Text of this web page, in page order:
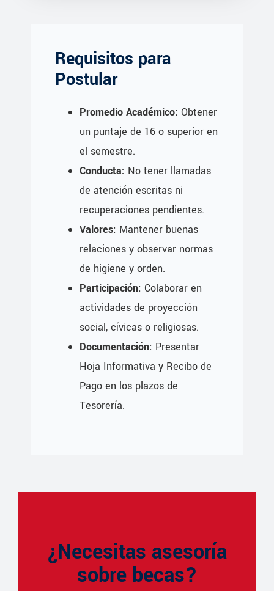
Requisitos para
Postular
Promedio Académico: Obtener
un puntaje de 16 o superior en
el semestre.
Conducta: No tener llamadas
de atención escritas ni
recuperaciones pendientes.
Valores: Mantener buenas
relaciones y observar normas
de higiene y orden.
Participación: Colaborar en
actividades de proyección
social, cívicas o religiosas.
Documentación: Presentar
Hoja Informativa y Recibo de
Pago en los plazos de
Tesorería.
¿Necesitas asesoría
sobre becas?